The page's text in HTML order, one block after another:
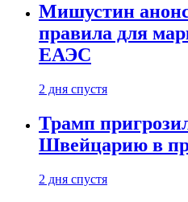
Мишустин
правила для
ЕАЭС
2 дня спустя
Трамп
Швейцарию в
2 дня спустя